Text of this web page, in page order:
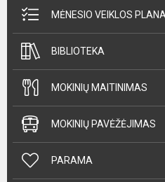
MĖNESIO VEIKLOS
BIBLIOTEKA
MOKINIŲ MAITINIMAS
MOKINIŲ PAVĖŽĖJIMAS
PARAMA